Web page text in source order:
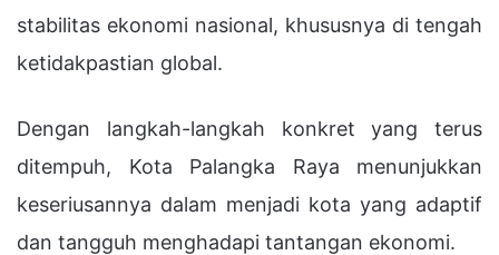
stabilitas ekonomi nasional, khususnya di tengah
ketidakpastian global.
Dengan langkah-langkah konkret yang terus
ditempuh, Kota Palangka Raya menunjukkan
keseriusannya dalam menjadi kota yang adaptif
dan tangguh menghadapi tantangan ekonomi.